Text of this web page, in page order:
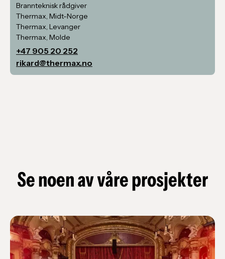
Brannteknisk rådgiver
Thermax, Midt-Norge
Thermax, Levanger
Thermax, Molde
+47 905 20 252
rikard@thermax.no
Se noen av våre prosjekter